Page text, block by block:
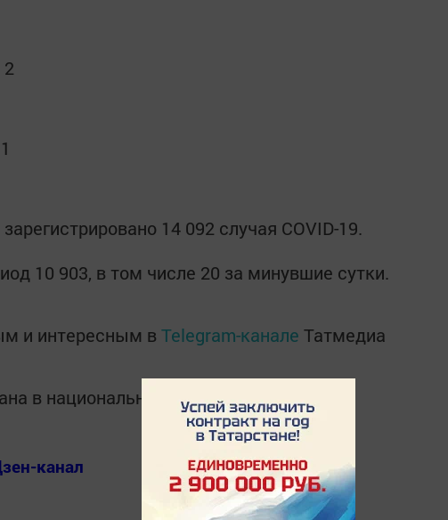
14 092 случая COVID-19.
10 903, в том числе 20 за минувшие сутки.
и интересным в Telegram-канале Татмедиа
в национальном мессенджере MАХ:
канал